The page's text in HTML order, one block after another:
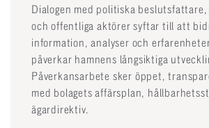
Dialogen med politiska
och offentliga aktörer syftar till att
information, analyser och
påverkar hamnens långsiktiga
Påverkansarbete sker öppet,
med bolagets affärsplan,
ägardirektiv.